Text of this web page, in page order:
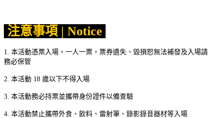
注意事項 | Notice
1. 本活動憑票入場，一人一票，票券遺失、毀損恕無法補發及入場請
務必保管
2. 本活動 18 歲以下不得入場
3. 本活動務必持票並攜帶身份證件以備查驗
4. 本活動禁止攜帶外食、飲料、雷射筆、錄影錄音器材等入場